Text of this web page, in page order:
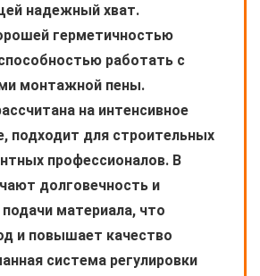
надежный хват.
герметичностью
работать с
монтажной пены.
на интенсивное
подходит для строительных
профессионалов. В
долговечность и
материала, что
и повышает качество
система регулировки